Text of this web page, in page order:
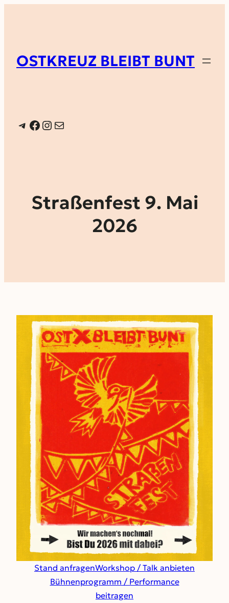
OSTKREUZ BLEIBT BUNT
Telegram
Facebook
Instagram
E-Mail
Straßenfest 9. Mai
2026
Stand anfragenWorkshop / Talk anbieten
Bühnenprogramm / Performance
beitragen